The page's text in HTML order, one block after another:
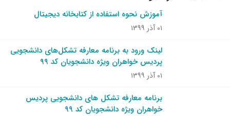
آموزش نحوه استفاده از کتابخانه دیجیتال
۰۱ آذر ۱۳۹۹
لینک ورود به برنامه معارفه تشکل‌های دانشجویی
پردیس خواهران ویژه دانشجویان کد ۹۹
۰۱ آذر ۱۳۹۹
برنامه معارفه تشکل های دانشجویی پردیس
خواهران ویژه دانشجویان کد ۹۹